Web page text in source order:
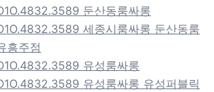
둔산동룸싸롱
세종시룸싸롱 둔산동룸
흥주점
유성룸싸롱
유성룸싸롱 유성퍼블릭